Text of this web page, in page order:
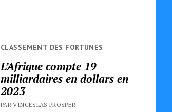
CLASSEMENT DES FORTUNES
L’Afrique compte 19
milliardaires en dollars en
2023
PAR VINCESLAS PROSPER